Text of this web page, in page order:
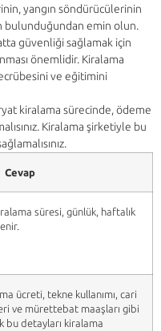
yangın söndürücülerinin
bulunduğundan emin olun.
güvenliği sağlamak için
önemlidir. Kiralama
ve eğitimini
kiralama sürecinde, ödeme
Kiralama şirketiyle bu
Cevap
süresi, günlük, haftalık
ücreti, tekne kullanımı, cari
ve mürettebat maaşları gibi
bu detayları kiralama